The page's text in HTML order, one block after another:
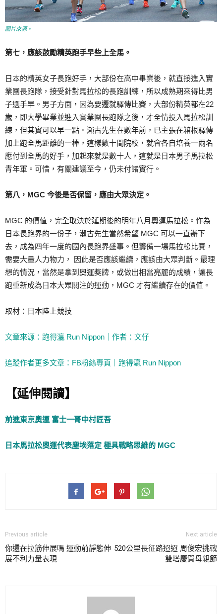
圖片來源。
第七，應該鼓勵精英跑手早些上全馬。
日本的精英女子長跑好手，大部份在高中畢業後，就直接進入實
業團長跑隊，接受針對馬拉松的長跑訓練，所以成熟期來得比男
子選手早。男子方面，因為要遷就驛傳比賽，大部份精英都在22
歲，即大學畢業並進入實業團長跑隊之後，才全情投入馬拉松訓
練，但其實可以早一點。瀨古先生在數年前，已主張在箱根驛傳
加上跑全馬距離的一棒，這樣數十間院校，就會各自培養一兩名
應付到全馬的好手，加起來就是數十人，這就是日本男子馬拉松
青年軍。可惜，有關建議至今，仍未付諸實行。
第八，MGC 今後是否保留，應由大眾決定。
MGC 的價值，完全取決於延期後的明年八月奧運馬拉松。作為
日本長跑界的一份子，瀨古先生當然希望 MGC 可以一直辦下
去，成為四年一度的國內長跑界盛事。但籌備一場馬拉松比賽，
需要大量人力物力， 因此是否應該繼續，應該由大眾判斷。最理
想的情況，當然是拿到奧運奬牌，或做出相當亮麗的成績，讓長
跑重新成為日本大眾關注的運動，MGC 才有繼續存在的價值。
取材：日本陸上競技
文章來源：跑得灜 Run Nippon｜作者：文仔
追蹤作者更多文章：FB粉絲專頁｜跑得灜 Run Nippon
【延伸閱讀】
前進東京奧運 富士一哥中村匠吾
日本馬拉松奧運代表塵埃落定 極具戰略思維的 MGC
Previous article
你還在拉筋伸展嗎 運動前靜態伸
展不利力量表現
Next article
520公里長征路迢迢 周俊宏挑戰
雙塔慶賀母親節